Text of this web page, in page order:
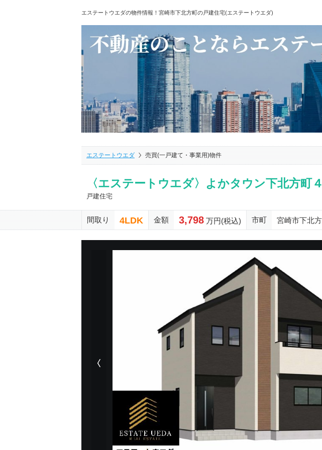
エステートウエダの物件情報！宮崎市下北方町の戸建住宅(エステートウエダ)
エステートウエダ 売買(一戸建て・事業用)物件
〈エステートウエダ〉よかタウン下北方町
戸建住宅
間取り 4LDK 金額 3,798万円(税込) 市町 宮崎市下北
前の物件画像